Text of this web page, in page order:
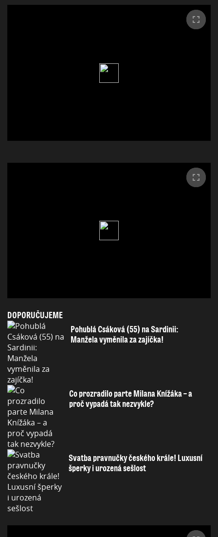
DOPORUČUJEME
Pohublá Csáková (55) na Sardinii:
Manžela vyměnila za zajíčka!
Co prozradilo parte Milana Knížáka – a
proč vypadá tak nezvykle?
Svatba pravnučky českého krále! Luxusní
šperky i urozená sešlost